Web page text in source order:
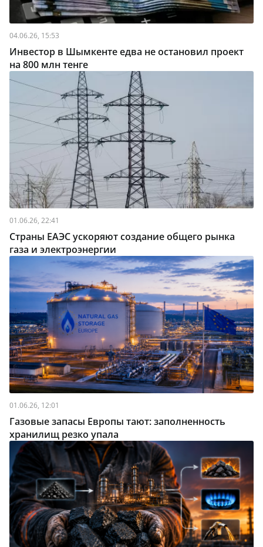
04.06.26, 15:53
Инвестор в Шымкенте едва не остановил проект
на 800 млн тенге
01.06.26, 22:41
Страны ЕАЭС ускоряют создание общего рынка
газа и электроэнергии
01.06.26, 12:01
Газовые запасы Европы тают: заполненность
хранилищ резко упала